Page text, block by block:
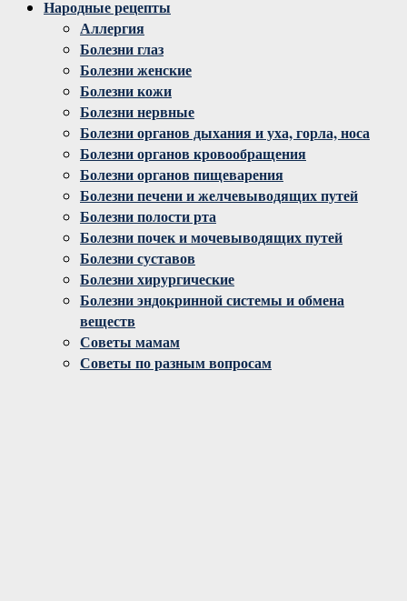
Народные рецепты
Аллергия
Болезни глаз
Болезни женские
Болезни кожи
Болезни нервные
Болезни органов дыхания и уха, горла, носа
Болезни органов кровообращения
Болезни органов пищеварения
Болезни печени и желчевыводящих путей
Болезни полости рта
Болезни почек и мочевыводящих путей
Болезни суставов
Болезни хирургические
Болезни эндокринной системы и обмена
веществ
Советы мамам
Советы по разным вопросам